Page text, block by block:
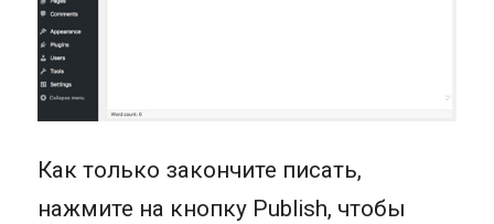
Как только закончите писать,
нажмите на кнопку Publish, чтобы